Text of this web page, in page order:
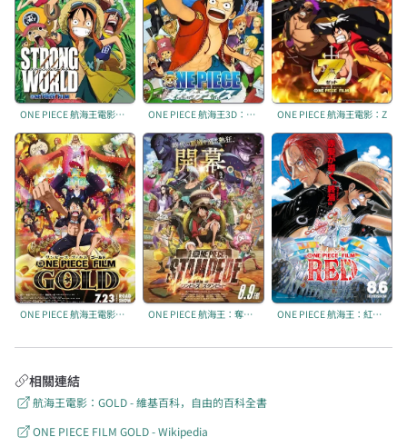
ONE PIECE 航海王電影：強者天下 ONE PIECE 航海王3D：追逐草帽大冒險 ONE PIECE 航海王電影：Z
ONE PIECE 航海王電影：GOLD ONE PIECE 航海王：奪寶爭霸戰 ONE PIECE 航海王：紅髮歌姬
相關連結
航海王電影：GOLD - 維基百科，自由的百科全書
ONE PIECE FILM GOLD - Wikipedia